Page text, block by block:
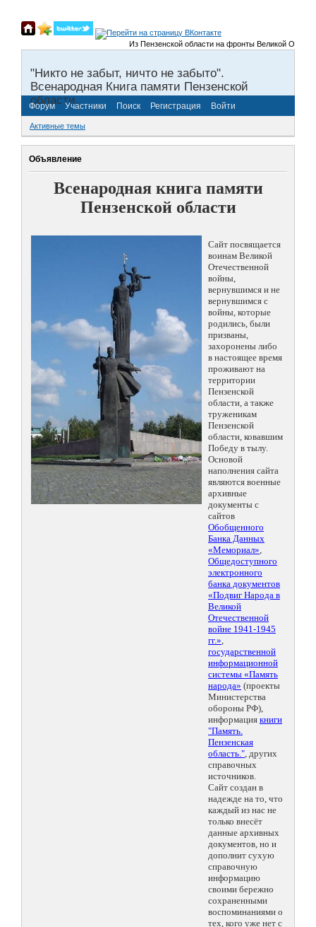
Из Пензенской области на фронты Великой
"Никто не забыт, ничто не забыто".
Всенародная Книга памяти Пензенской
области.
Форум Участники Поиск Регистрация Войти
Активные темы
Объявление
Всенародная книга памяти
Пензенской области
Сайт посвящается
воинам Великой
Отечественной
войны,
вернувшимся и не
вернувшимся с
войны, которые
родились, были
призваны,
захоронены либо
в настоящее время
проживают на
территории
Пензенской
области, а также
труженикам
Пензенской
области, ковавшим
Победу в тылу.
Основой
наполнения сайта
являются военные
архивные
документы с
сайтов
Обобщенного
Банка Данных
«Мемориал»,
Общедоступного
электронного
банка документов
«Подвиг Народа в
Великой
Отечественной
войне 1941-1945
гг.»,
государственной
информационной
системы «Память
народа» (проекты
Министерства
обороны РФ),
информация книги
"Память.
Пензенская
область.", других
справочных
источников.
Сайт создан в
надежде на то, что
каждый из нас не
только внесёт
данные архивных
документов, но и
дополнит сухую
справочную
информацию
своими бережно
сохраненными
воспоминаниями о
тех, кого уже нет с